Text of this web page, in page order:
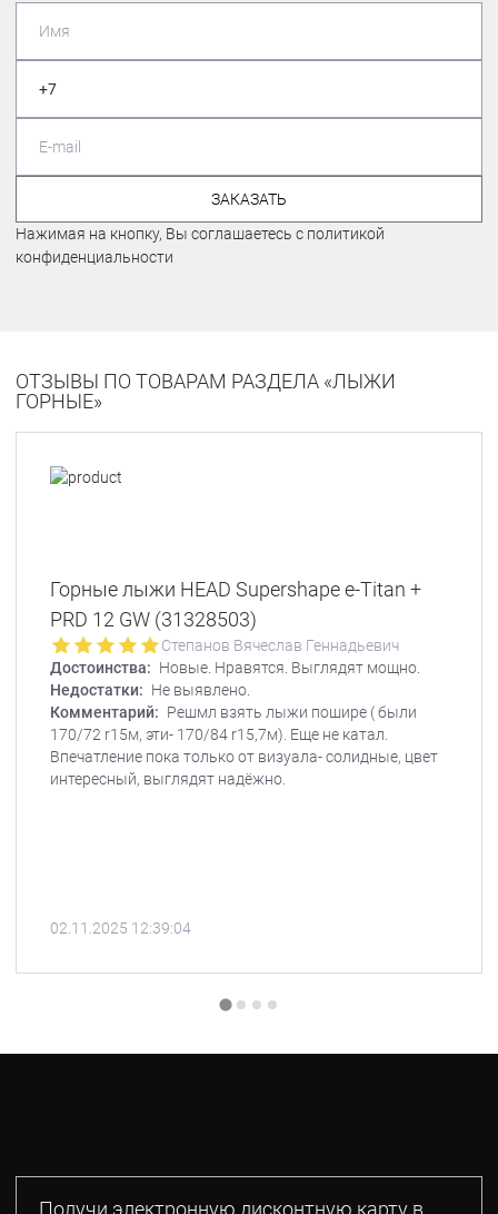
ЗАКАЗАТЬ
Нажимая на кнопку, Вы соглашаетесь с политикой
конфиденциальности
ОТЗЫВЫ ПО ТОВАРАМ РАЗДЕЛА «ЛЫЖИ
ГОРНЫЕ»
Горные лыжи HEAD Supershape e-Titan +
PRD 12 GW (31328503)
Степанов Вячеслав Геннадьевич
Достоинства: Новые. Нравятся. Выглядят мощно.
Недостатки:
Не выявлено.
Комментарий:
170/72 r15м, эти- 170/84 r15,7м). Еще не катал.
Впечатление пока только от визуала- солидные, цвет
интересный, выглядят надёжно.
02.11.2025 12:39:04
Получи электронную дисконтную карту в